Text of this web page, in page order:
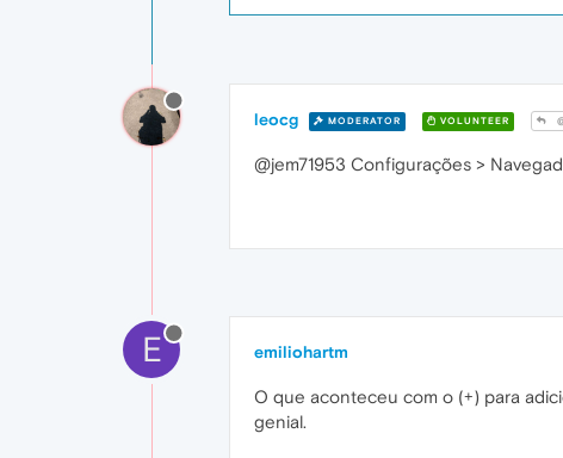
leocg MODERATOR VOLUNTEER
@jem71953 Configurações >
E emiliohartm
O que aconteceu com o (+) para
genial.